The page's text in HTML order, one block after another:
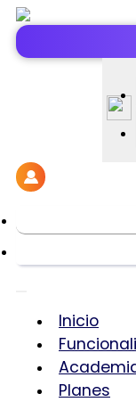
Inicio
Planes